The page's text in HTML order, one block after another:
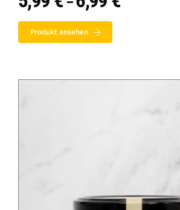
5,99 €
Produkt ansehen